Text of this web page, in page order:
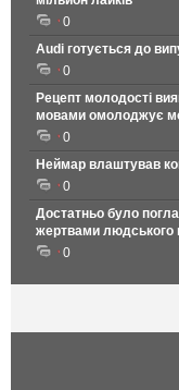
0
Audi готується до
0
Рецепт молодості
мовами омолоджує
0
Неймар влаштував
0
Достатньо було
жертвами людського
0